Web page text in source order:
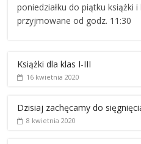
poniedziałku do piątku książki
przyjmowane od godz. 11:30
Książki dla klas I-III
16 kwietnia 2020
Dzisiaj zachęcamy do
8 kwietnia 2020